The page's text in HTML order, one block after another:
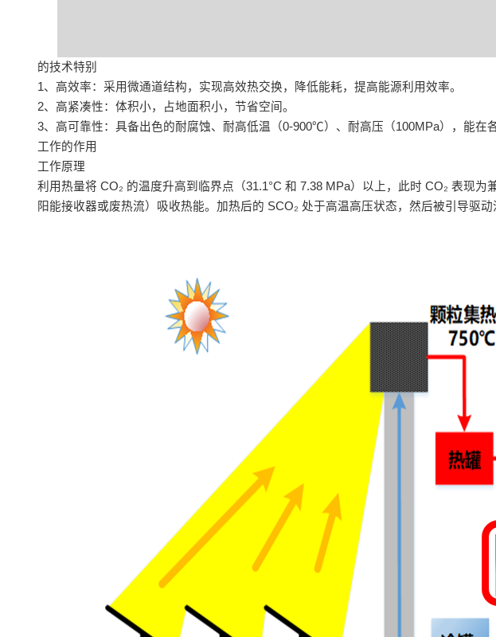
的技术特别
1、高效率：采用微通道结构，实现高效热交换，降低能耗，提高能源利用效率。
2、高紧凑性：体积小，占地面积小，节省空间。
3、高可靠性：具备出色的耐腐蚀、耐高低温（0-900℃）、耐高压（100MPa），能在
工作的作用
工作原理
利用热量将 CO₂ 的温度升高到临界点（31.1°C 和 7.38 MPa）以上，此时 CO₂ 表现
阳能接收器或废热流）吸收热能。加热后的 SCO₂ 处于高温高压状态，然后被引导驱动